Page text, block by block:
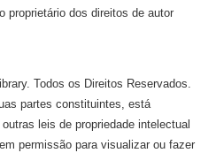
proprietário dos direitos de autor
Todos os Direitos Reservados.
partes constituintes, está
leis de propriedade intelectual
permissão para visualizar ou fazer